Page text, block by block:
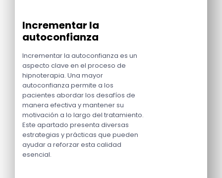
Incrementar la
autoconfianza
Incrementar la autoconfianza es un
aspecto clave en el proceso de
hipnoterapia. Una mayor
autoconfianza permite a los
pacientes abordar los desafíos de
manera efectiva y mantener su
motivación a lo largo del tratamiento.
Este apartado presenta diversas
estrategias y prácticas que pueden
ayudar a reforzar esta calidad
esencial.